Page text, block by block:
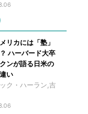
リカには「塾」
ハーバード大卒
ンが語る日米の
い
ク・ハーラン,吉